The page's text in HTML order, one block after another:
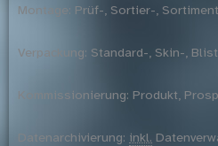
Montage: Prüf-, Sortier-,
Verpackung: Standard-, Skin-,
Kommissionierung: Produkt,
Datenarchivierung: inkl.